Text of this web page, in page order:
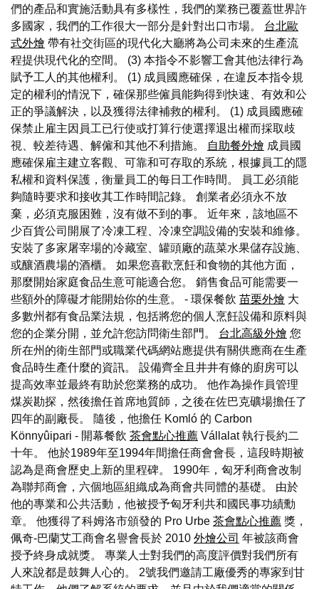
們的產品和實施活動具有多樣性，我們的業務已覆蓋世界許
多國家，我們的工作很大一部分是針對出口市場。 台北歐
式外燴 帶有社交街區的現代化大廳將為公司未來的生產流
程提供現代化的空間。 (3) 本指令不影響工會其他法律行為
賦予工人的其他權利。 (1) 成員國應確保，在違反本指令規
定的權利的情況下，確保那些僱員能夠得到快速、有效和公
正的爭議解決，以及獲得法律補救的權利。 (1) 成員國應確
保禁止雇主因員工已行使或打算行使選擇退出權而採取歧
視、較差待遇、解僱和其他不利措施。
自助餐外燴 成員國
應確保雇主建立客觀、可靠和可存取的系統，根據員工的隱
私權和資料保護，衡量員工的每日工作時間。 員工必須能
夠隨時要求和接收其工作時間記錄。 創業者必須永不放
棄，必須克服困難，沒有做不到的事。 近年來，該地區不
少百貨公司開展了冷凍工程、冷凍空調設備的安裝和維修。
安裝了多家屠宰場的冷藏室、罐頭廠的蔬菜水果儲存設施、
或釀酒農場的酒櫃。 如果您喜歡烹飪和食物的其他方面，
那麼開始家庭食品生意可能適合您。 銷售食品可能需要一
些額外的障礙才能開始你的生意。 - 環保餐飲 苗栗外燴 大
多數州都有食品業法規，包括將您的個人烹飪設備和原料與
您的企業分開，並允許您訪問衛生部門。 台北高級外燴 您
所在州的衛生部門或職業代碼網站應提供有關供應商在生產
食品時生產什麼的資訊。 設備齊全且井井有條的廚房可以
提高效率並最終有助於您業務的成功。 他作為操作員管理
煤炭勘探，然後擔任首席地質師，之後在佐巴克礦場擔任了
四年的副廠長。 隨後，他擔任 Komló 的 Carbon
Könnyûipari - 開幕餐飲 茶會點心推薦 Vállalat 執行長約二
十年。 他於1989年至1994年間擔任商會會長，這段時期被
認為是商會歷史上新的里程碑。 1990年，匈牙利商會改制
為聯邦商會，六個地區組織成為商會共同體的基礎。 由於
他的專業和公共活動，他被授予匈牙利共和國民事功績勳
章。 他獲得了科姆洛市頒發的 Pro Urbe 茶會點心推薦 獎，
佩奇-巴蘭艾工商會名譽會長於 2010 外燴公司 年被該商會
授予終身成就獎。 專業人士對我們的高度評價對我們所有
人來說都是鼓舞人心的。 2號我們邀請工廠優秀的專家到甘